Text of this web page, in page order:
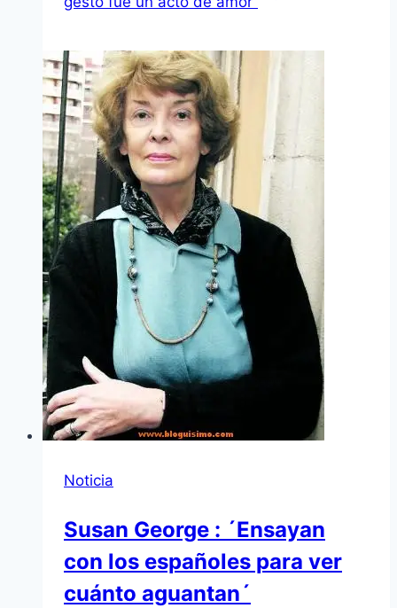
Noticia
Susan George : ´Ensayan
con los españoles para ver
cuánto aguantan´